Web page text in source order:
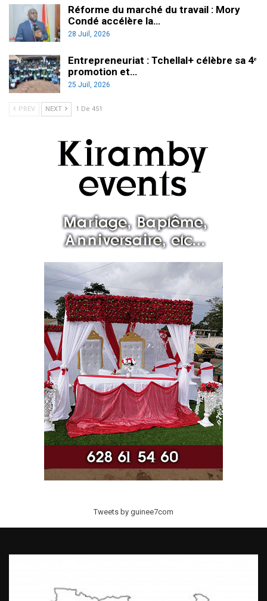
Réforme du marché du travail : Mory
Condé accélère la…
28 Juil, 2026
Entrepreneuriat : Tchellal+ célèbre sa 4ᵉ
promotion et…
25 Juil, 2026
PREV NEXT 1 De 451
Tweets by guinee7com